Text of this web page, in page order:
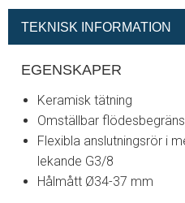
TEKNISK INFORMATION
EGENSKAPER
Keramisk tätning
Omställbar
Flexibla anslutningsrör i
lekande G3/8
Hålmått Ø34-37 mm